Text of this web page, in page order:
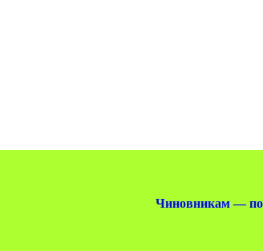
Чиновникам —